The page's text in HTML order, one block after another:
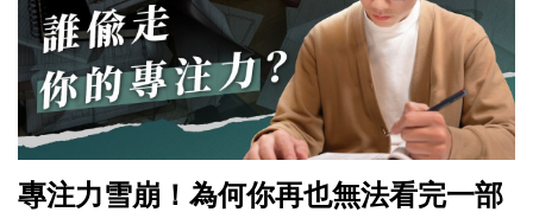
專注力雪崩！為何你再也無法看完一部